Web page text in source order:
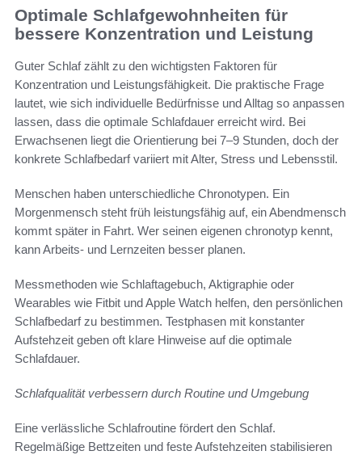
Optimale Schlafgewohnheiten für
bessere Konzentration und Leistung
Guter Schlaf zählt zu den wichtigsten Faktoren für
Konzentration und Leistungsfähigkeit. Die praktische Frage
lautet, wie sich individuelle Bedürfnisse und Alltag so anpassen
lassen, dass die optimale Schlafdauer erreicht wird. Bei
Erwachsenen liegt die Orientierung bei 7–9 Stunden, doch der
konkrete Schlafbedarf variiert mit Alter, Stress und Lebensstil.
Menschen haben unterschiedliche Chronotypen. Ein
Morgenmensch steht früh leistungsfähig auf, ein Abendmensch
kommt später in Fahrt. Wer seinen eigenen chronotyp kennt,
kann Arbeits- und Lernzeiten besser planen.
Messmethoden wie Schlaftagebuch, Aktigraphie oder
Wearables wie Fitbit und Apple Watch helfen, den persönlichen
Schlafbedarf zu bestimmen. Testphasen mit konstanter
Aufstehzeit geben oft klare Hinweise auf die optimale
Schlafdauer.
Schlafqualität verbessern durch Routine und Umgebung
Eine verlässliche Schlafroutine fördert den Schlaf.
Regelmäßige Bettzeiten und feste Aufstehzeiten stabilisieren